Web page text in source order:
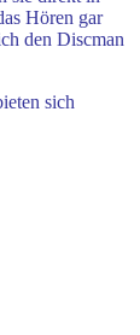
Hören gar
den Discman
sich